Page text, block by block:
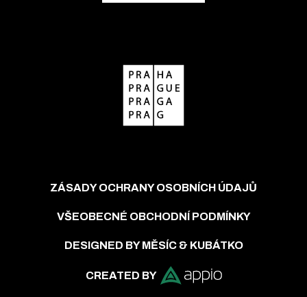
ZÁSADY OCHRANY OSOBNÍCH ÚDAJŮ
VŠEOBECNÉ OBCHODNÍ PODMÍNKY
DESIGNED BY MĚSÍC & KUBÁTKO
CREATED BY